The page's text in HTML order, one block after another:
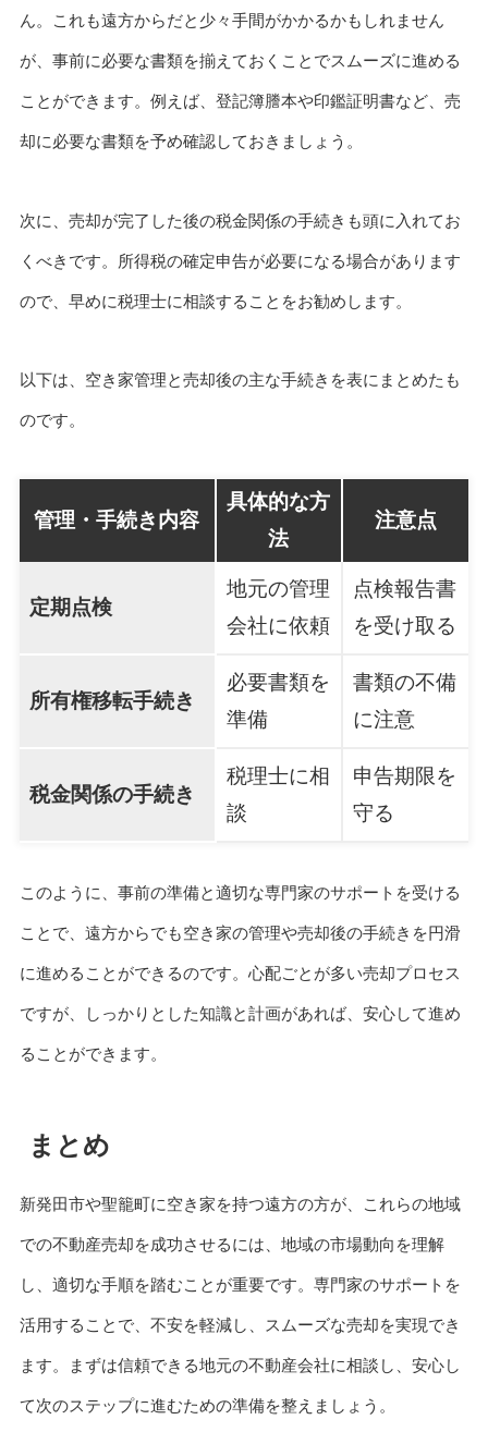
ん。これも遠方からだと少々手間がかかるかもしれません
が、事前に必要な書類を揃えておくことでスムーズに進める
ことができます。例えば、登記簿謄本や印鑑証明書など、売
却に必要な書類を予め確認しておきましょう。
次に、売却が完了した後の税金関係の手続きも頭に入れてお
くべきです。所得税の確定申告が必要になる場合があります
ので、早めに税理士に相談することをお勧めします。
以下は、空き家管理と売却後の主な手続きを表にまとめたも
のです。
管理・手続き内容
具体的な方
法
注意点
定期点検
地元の管理
会社に依頼
点検報告書
を受け取る
所有権移転手続き
必要書類を
準備
書類の不備
に注意
税金関係の手続き
税理士に相
談
申告期限を
守る
このように、事前の準備と適切な専門家のサポートを受ける
ことで、遠方からでも空き家の管理や売却後の手続きを円滑
に進めることができるのです。心配ごとが多い売却プロセス
ですが、しっかりとした知識と計画があれば、安心して進め
ることができます。
まとめ
新発田市や聖籠町に空き家を持つ遠方の方が、これらの地域
での不動産売却を成功させるには、地域の市場動向を理解
し、適切な手順を踏むことが重要です。専門家のサポートを
活用することで、不安を軽減し、スムーズな売却を実現でき
ます。まずは信頼できる地元の不動産会社に相談し、安心し
て次のステップに進むための準備を整えましょう。